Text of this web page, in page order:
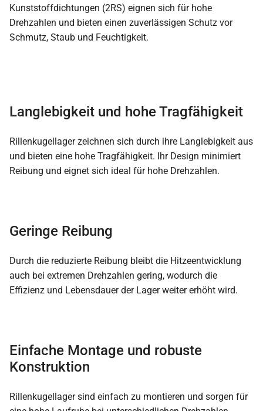
Kunststoffdichtungen (2RS) eignen sich für hohe
Drehzahlen und bieten einen zuverlässigen Schutz vor
Schmutz, Staub und Feuchtigkeit.
Langlebigkeit und hohe Tragfähigkeit
Rillenkugellager zeichnen sich durch ihre Langlebigkeit aus
und bieten eine hohe Tragfähigkeit. Ihr Design minimiert
Reibung und eignet sich ideal für hohe Drehzahlen.
Geringe Reibung
Durch die reduzierte Reibung bleibt die Hitzeentwicklung
auch bei extremen Drehzahlen gering, wodurch die
Effizienz und Lebensdauer der Lager weiter erhöht wird.
Einfache Montage und robuste
Konstruktion
Rillenkugellager sind einfach zu montieren und sorgen für